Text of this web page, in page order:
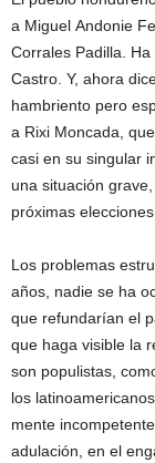
a Miguel Andonie
Corrales Padilla.
Castro. Y, ahora
hambriento pero
a Rixi Moncada,
casi en su singular
una situación
próximas
Los problemas
años, nadie se ha
que refundarían el
que haga visible la
son populistas,
los
mente
adulación, en el